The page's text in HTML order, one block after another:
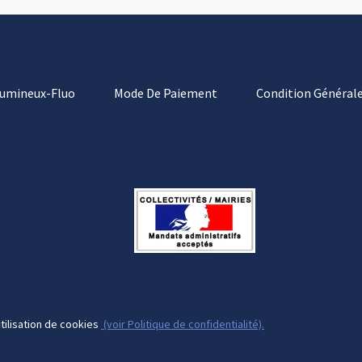
Fluo Mode De Paiement Condition
de cookies (voir Politique de confidentialité).